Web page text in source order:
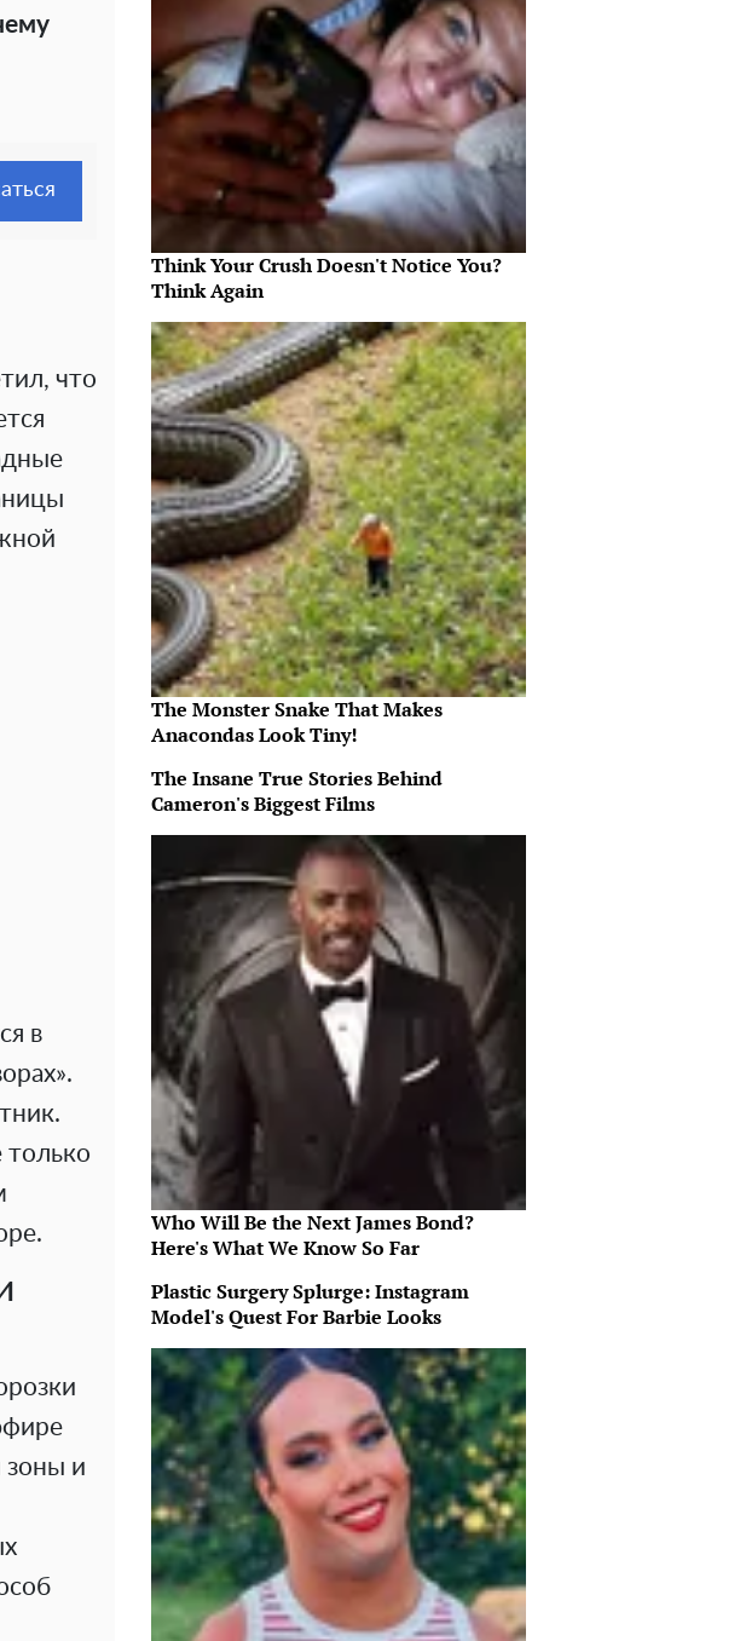
что
в
только
зоны и
Think Your Crush Doesn't Notice You?
Think Again
The Monster Snake That Makes
Anacondas Look Tiny!
The Insane True Stories Behind
Cameron's Biggest Films
Who Will Be the Next James Bond?
Here's What We Know So Far
Plastic Surgery Splurge: Instagram
Model's Quest For Barbie Looks